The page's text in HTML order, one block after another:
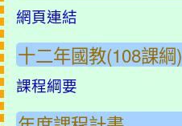
網頁連結
十二年國教(108課綱)
課程綱要